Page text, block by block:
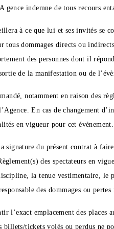
gence indemne de tous recours
à ce que lui et ses invités se
tous dommages directs ou
des personnes dont il
de la manifestation ou de
notamment en raison des
En cas de changement
en vigueur pour cet évènement.
signature du présent contrat à
des spectateurs en
la tenue vestimentaire, le
des dommages ou
l’exact emplacement des places
billets/tickets volés ou perdus ne